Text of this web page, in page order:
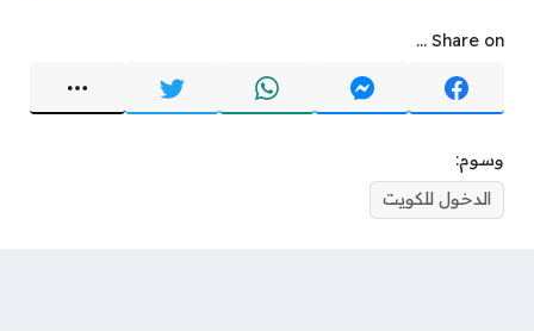
Share on ...
وسوم:
الدخول للكويت